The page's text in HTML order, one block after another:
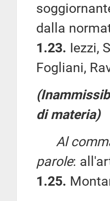
dalla
1.23. Iezzi,
Fogliani,
di materia)
Al
parole:
1.25.